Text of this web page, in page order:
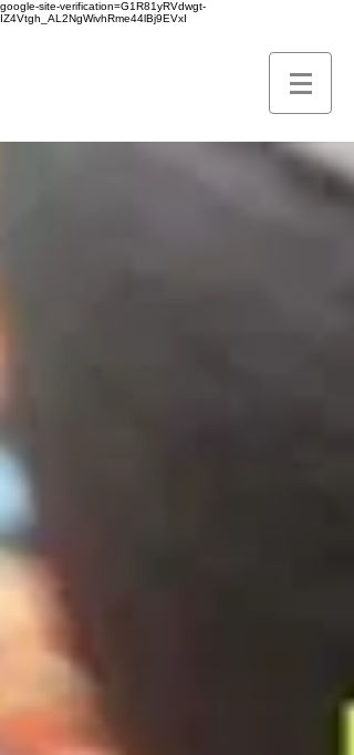
google-site-verification=G1R81yRVdwgt-
IZ4Vtgh_AL2NgWivhRme44lBj9EVxI